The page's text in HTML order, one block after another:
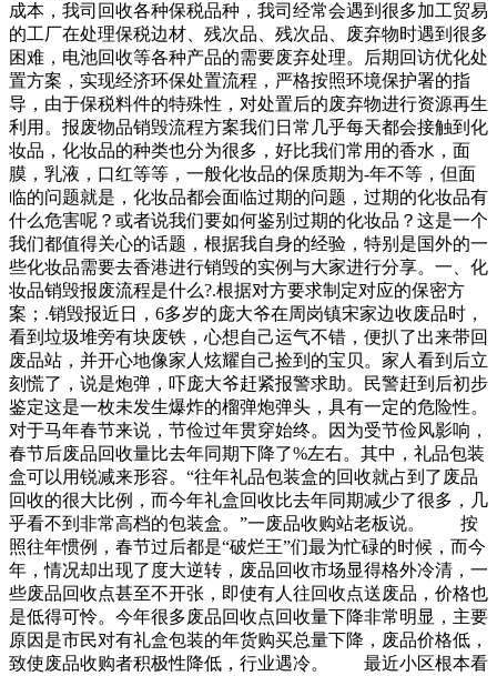
成本，我司回收各种保税品种，我司经常会遇到很多加工贸易
的工厂在处理保税边材、残次品、残次品、废弃物时遇到很多
困难，电池回收等各种产品的需要废弃处理。后期回访优化处
置方案，实现经济环保处置流程，严格按照环境保护署的指
导，由于保税料件的特殊性，对处置后的废弃物进行资源再生
利用。报废物品销毁流程方案我们日常几乎每天都会接触到化
妆品，化妆品的种类也分为很多，好比我们常用的香水，面
膜，乳液，口红等等，一般化妆品的保质期为-年不等，但面
临的问题就是，化妆品都会面临过期的问题，过期的化妆品有
什么危害呢？或者说我们要如何鉴别过期的化妆品？这是一个
我们都值得关心的话题，根据我自身的经验，特别是国外的一
些化妆品需要去香港进行销毁的实例与大家进行分享。一、化
妆品销毁报废流程是什么?.根据对方要求制定对应的保密方
案；.销毁报近日，6多岁的庞大爷在周岗镇宋家边收废品时，
看到垃圾堆旁有块废铁，心想自己运气不错，便扒了出来带回
废品站，并开心地像家人炫耀自己捡到的宝贝。家人看到后立
刻慌了，说是炮弹，吓庞大爷赶紧报警求助。民警赶到后初步
鉴定这是一枚未发生爆炸的榴弹炮弹头，具有一定的危险性。
对于马年春节来说，节俭过年贯穿始终。因为受节俭风影响，
春节后废品回收量比去年同期下降了%左右。其中，礼品包装
盒可以用锐减来形容。“往年礼品包装盒的回收就占到了废品
回收的很大比例，而今年礼盒回收比去年同期减少了很多，几
乎看不到非常高档的包装盒。”一废品收购站老板说。 按
照往年惯例，春节过后都是“破烂王”们最为忙碌的时候，而今
年，情况却出现了度大逆转，废品回收市场显得格外冷清，一
些废品回收点甚至不开张，即使有人往回收点送废品，价格也
是低得可怜。今年很多废品回收点回收量下降非常明显，主要
原因是市民对有礼盒包装的年货购买总量下降，废品价格低，
致使废品收购者积极性降低，行业遇冷。 最近小区根本看